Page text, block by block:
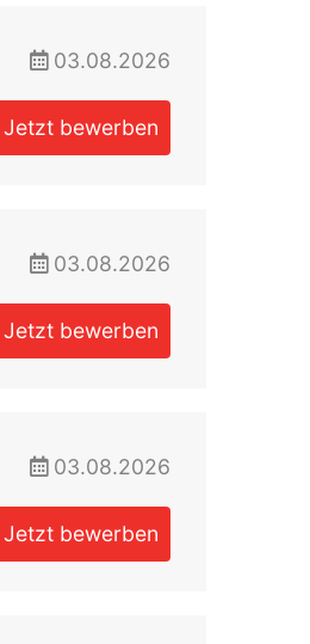
03.08.2026
Jetzt bewerben
03.08.2026
Jetzt bewerben
03.08.2026
Jetzt bewerben